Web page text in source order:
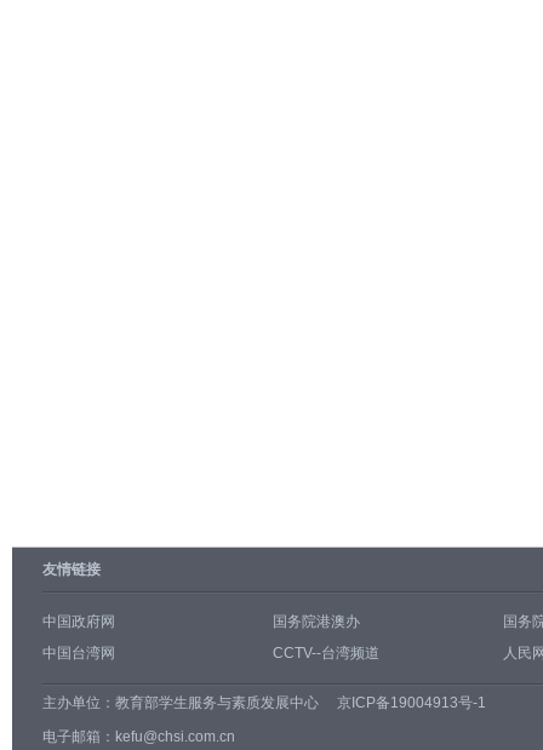
友情链接
中国政府网 国务院港澳办
国务
中国台湾网
CCTV--台湾频道 人民
主办单位： 教育部学生服务与素质发展中心
京ICP备19004913号-1
电子邮箱：kefu@chsi.com.cn